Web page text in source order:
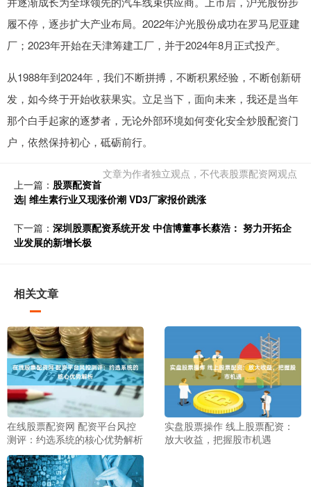
履不停，逐步扩大产业布局。2022年沪光股份成功在罗马尼亚建
厂；2023年开始在天津筹建工厂，并于2024年8月正式投产。
从1988年到2024年，我们不断拼搏，不断积累经验，不断创新研
发，如今终于开始收获果实。立足当下，面向未来，我还是当年
那个白手起家的逐梦者，无论外部环境如何变化安全炒股配资门
户，依然保持初心，砥砺前行。
文章为作者独立观点，不代表股票配资网观点
上一篇： 股票配资首
选| 维生素行业又现涨价潮 VD3厂家报价跳涨
下一篇： 深圳股票配资系统开发 中信博董事长蔡浩： 努力开拓企
业发展的新增长极
相关文章
在线股票配资网 配资平台风控
测评：约选系统的核心优势解析
实盘股票操作 线上股票配资：
放大收益，把握股市机遇